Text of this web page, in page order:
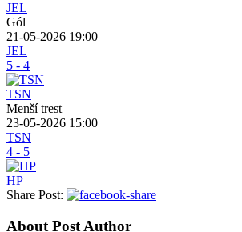
JEL
Gól
21-05-2026 19:00
JEL
5 - 4
TSN
Menší trest
23-05-2026 15:00
TSN
4 - 5
HP
Share Post:
About Post Author